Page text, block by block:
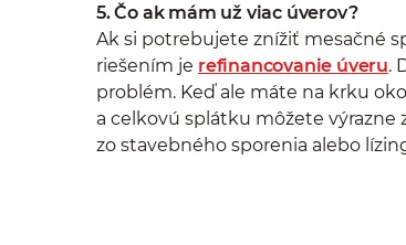
5. Čo ak mám už viac úverov?
Ak si potrebujete znížiť mesačné
riešením je refinancovanie úveru.
problém. Keď ale máte na krku
a celkovú splátku môžete
zo stavebného sporenia alebo